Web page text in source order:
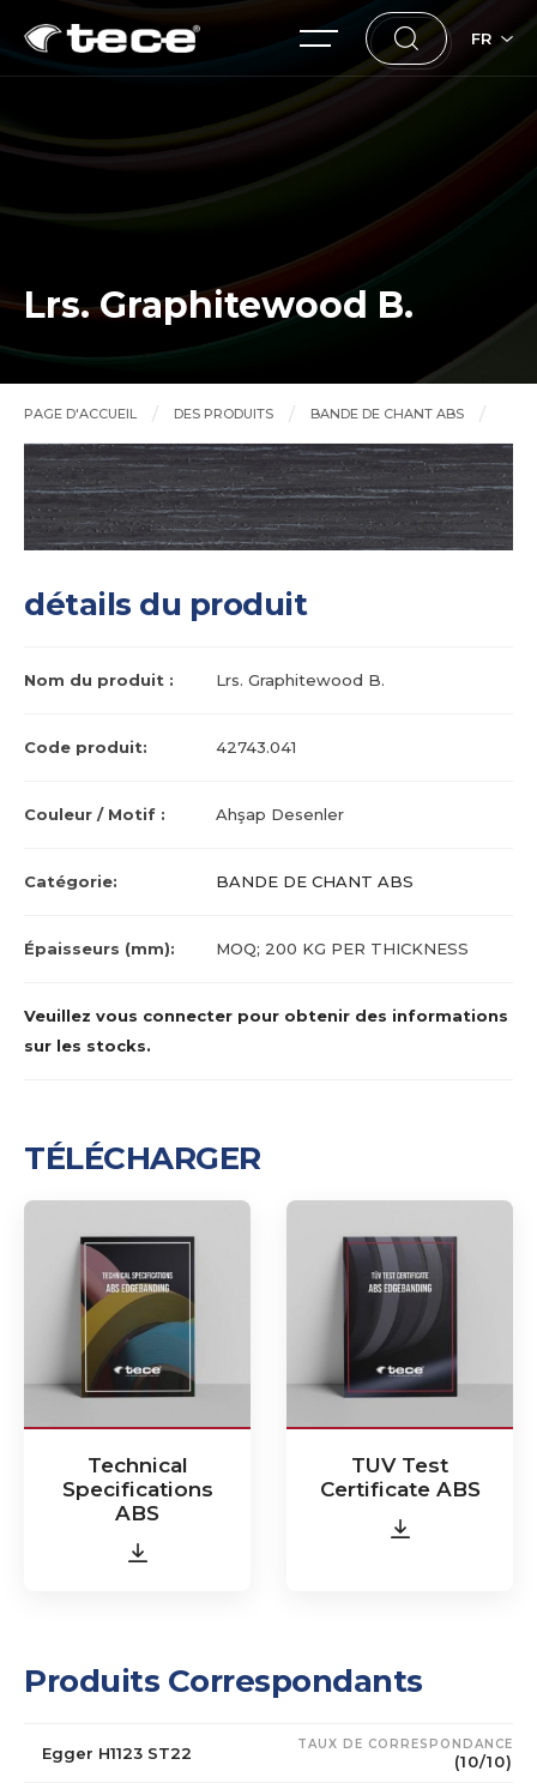
FR
Lrs. Graphitewood B.
PAGE D'ACCUEIL DES PRODUITS BANDE DE CHANT ABS
Lrs. Graphitewood B.
détails du produit
Nom du produit : Lrs. Graphitewood B.
Code produit: 42743.041
Couleur / Motif : Ahşap Desenler
Catégorie: BANDE DE CHANT ABS
Épaisseurs (mm): MOQ; 200 KG PER THICKNESS
Veuillez vous connecter pour obtenir des informations
sur les stocks.
TÉLÉCHARGER
Technical
Specifications
ABS
TUV Test
Certificate ABS
Produits Correspondants
Egger H1123 ST22 TAUX DE CORRESPONDANCE
(10/10)